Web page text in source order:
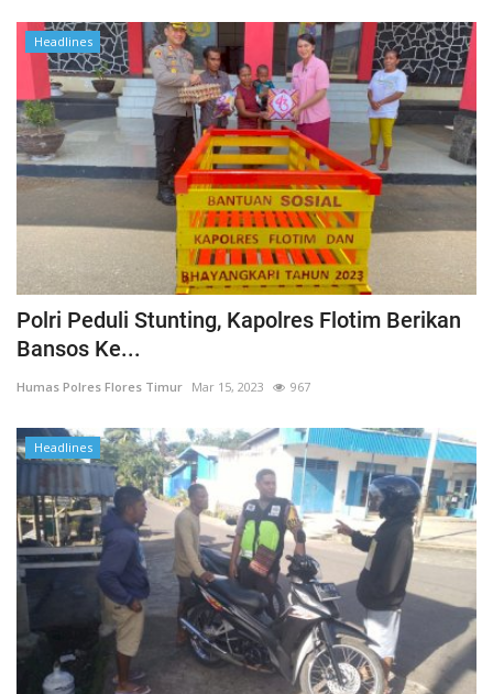
Headlines
Polri Peduli Stunting, Kapolres Flotim Berikan
Bansos Ke...
Humas Polres Flores Timur Mar 15, 2023 967
Headlines